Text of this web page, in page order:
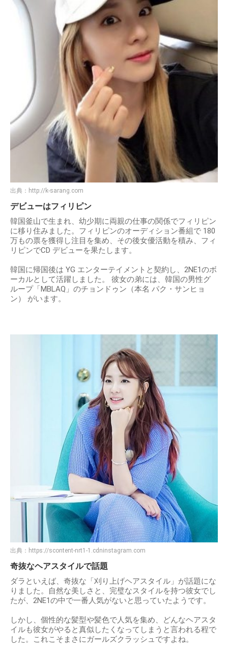
出典： http://k-sarang.com
デビューはフィリピン
韓国釜⼭で⽣まれ、幼少期に両親の仕事の関係でフィリピン
に移り住みました。フィリピンのオーディション番組で 180
万もの票を獲得し注⽬を集め、その後⼥優活動を積み、フィ
リピンでCD デビューを果たします。
韓国に帰国後は YG エンターテイメントと契約し、2NE1のボ
ーカルとして活躍しました。 彼⼥の弟には、韓国の男性グ
ループ「MBLAQ」のチョンドゥン（本名 パク・サンヒョ
ン） がいます。
出典： https://scontent-nrt1-1.cdninstagram.com
奇抜なヘアスタイルで話題
ダラといえば、奇抜な「刈り上げヘアスタイル」が話題にな
りました。⾃然な美しさと、完璧なスタイルを持つ彼⼥でし
たが、2NE1の中で⼀番⼈気がないと思っていたようです。
しかし、個性的な髪型や髪⾊で⼈気を集め、どんなヘアスタ
イルも彼⼥がやると真似したくなってしまうと⾔われる程で
した。これこそまさにガールズクラッシュですよね。